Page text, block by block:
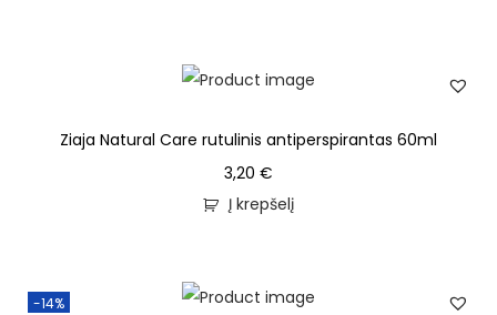
Ziaja Natural Care rutulinis antiperspirantas 60ml
3,20 €
Į krepšelį
-14%